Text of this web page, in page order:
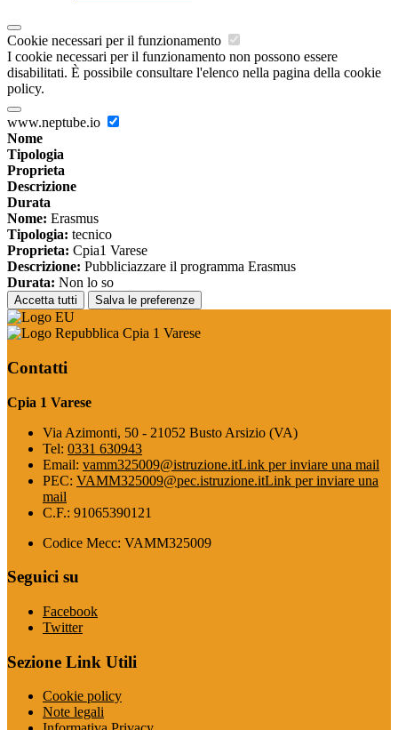
Cookie necessari per il funzionamento
I cookie necessari per il funzionamento non possono essere
disabilitati. È possibile consultare l'elenco nella pagina della cookie
policy.
www.neptube.io
Nome
Tipologia
Proprieta
Descrizione
Durata
Nome: Erasmus
Tipologia: tecnico
Proprieta: Cpia1 Varese
Descrizione: Pubbliciazzare il programma Erasmus
Durata: Non lo so
Accetta tutti Salva le preferenze
Cpia 1 Varese
Contatti
Cpia 1 Varese
Via Azimonti, 50 - 21052 Busto Arsizio (VA)
Tel: 0331 630943
Email: vamm325009@istruzione.itLink per inviare una mail
PEC: VAMM325009@pec.istruzione.itLink per inviare una
mail
C.F.: 91065390121
Codice Mecc: VAMM325009
Seguici su
Facebook
Twitter
Sezione Link Utili
Cookie policy
Note legali